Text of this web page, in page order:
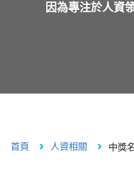
價格
海外服務
因為專注於人資
首頁 人資相關